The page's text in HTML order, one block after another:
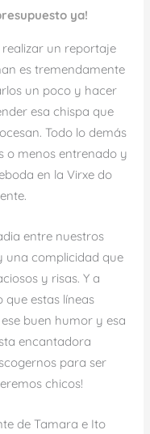
ya!
un reportaje
es tremendamente
un poco y hacer
esa chispa que
Todo lo demás
o menos entrenado y
en la Virxe do
entre nuestros
una complicidad que
y risas. Y a
que estas líneas
buen humor y esa
encantadora
para ser
chicos!
de Tamara e Ito